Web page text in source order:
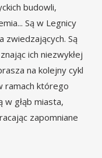
budowli,
Są w Legnicy
Są
ich niezwykłej
na kolejny cykl
ramach którego
w głąb miasta,
zapomniane